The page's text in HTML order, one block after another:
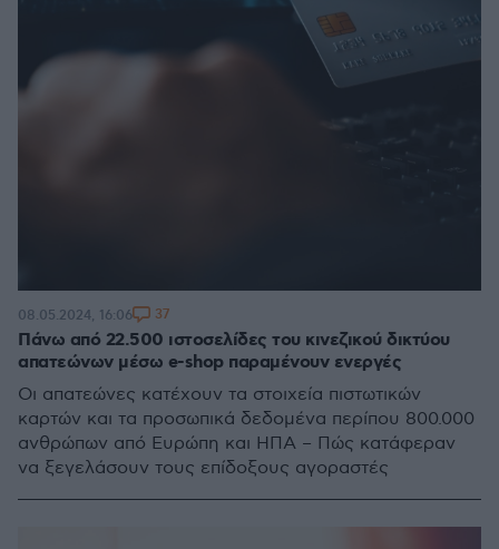
Πάνω από 22.500 ιστοσελίδες του κινεζικού δικτύου
απατεώνων μέσω e-shop παραμένουν ενεργές
Οι απατεώνες κατέχουν τα στοιχεία πιστωτικών
καρτών και τα προσωπικά δεδομένα περίπου 800.000
ανθρώπων από Ευρώπη και ΗΠΑ – Πώς κατάφεραν
να ξεγελάσουν τους επίδοξους αγοραστές
08.05.2024, 16:06 37